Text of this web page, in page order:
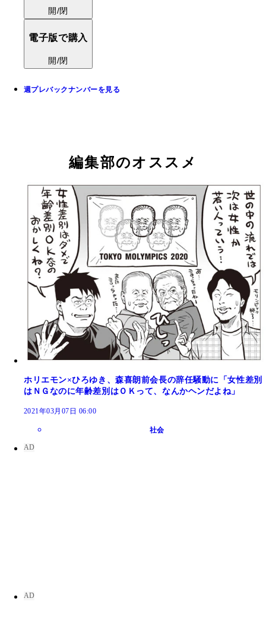
開/閉
電子版で購入
開/閉
週プレバックナンバーを見る
編集部のオススメ
ホリエモン×ひろゆき、森喜朗前会長の辞任騒動に「女性差別
はＮＧなのに年齢差別はＯＫって、なんかヘンだよね」
2021年03月07日 06:00
社会